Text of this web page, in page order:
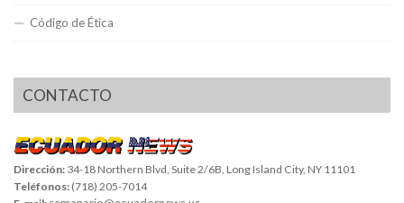
Código de Ética
CONTACTO
Dirección: 34-18 Northern Blvd, Suite 2/6B, Long Island City, NY 11101
Teléfonos: (718) 205-7014